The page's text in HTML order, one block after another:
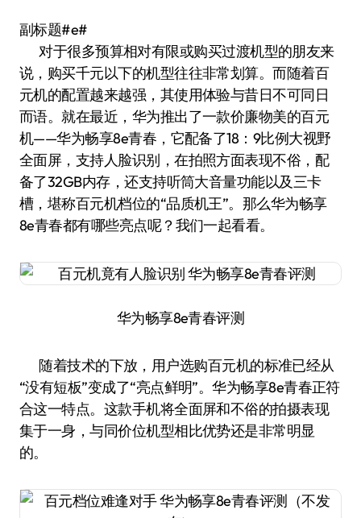
副标题#e#
对于很多预算相对有限或购买过渡机型的朋友来
说，购买千元以下的机型往往非常划算。而随着百
元机的配置越来越强，其使用体验与昔日不可同日
而语。就在最近，华为推出了一款价廉物美的百元
机——华为畅享8e青春，它配备了18：9比例大视野
全面屏，支持人脸识别，在拍照方面表现不俗，配
备了32GB内存，还支持听筒大音量功能以及三卡
槽，堪称百元机档位的“品质机王”。那么华为畅享
8e青春都有哪些亮点呢？我们一起看看。
华为畅享8e青春评测
随着技术的下放，用户选购百元机的标准已经从
“没有短板”变成了“亮点鲜明”。华为畅享8e青春正符
合这一特点。这款手机将全面屏和不俗的拍摄表现
集于一身，与同价位机型相比优势还是非常明显
的。